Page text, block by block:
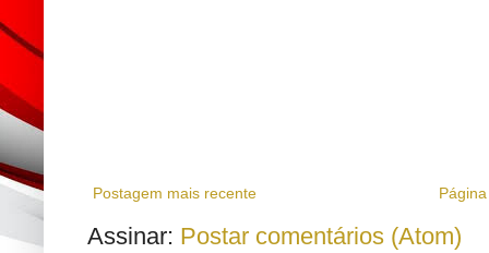
Postagem mais recente
Assinar: Postar comentários (Atom)